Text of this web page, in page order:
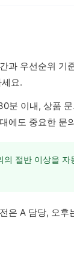
과 우선순위 기
요.
분 이내, 상품
에도 중요한 문
절반 이상을
은 A 담당, 오